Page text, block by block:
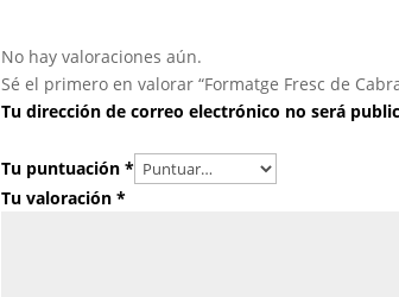
No hay valoraciones aún.
Sé el primero en valorar “Formatge Fresc de
Tu dirección de correo electrónico no será
Tu puntuación*
Tu valoración*